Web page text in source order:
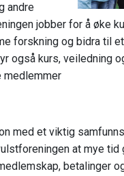
andre
jobber for å øke
forskning og bidra til
også kurs, veiledning
med et viktig
at mye tid
betalinger